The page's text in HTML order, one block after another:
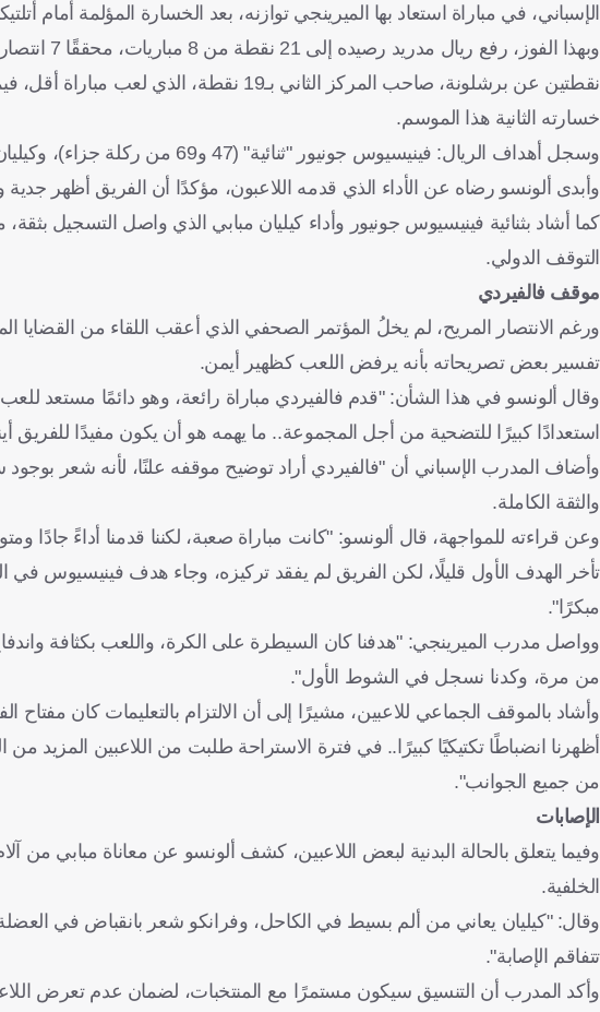
الإسباني، في مباراة استعاد بها الميرينجي توازنه، بعد الخسارة المؤلمة أمام
وبهذا
خسارته الثانية هذا الموسم.
وسجل أهداف الريال: فينيسيوس جونيور "ثنائية" (47 و69 من ركلة جزاء)، وكيليان مبابي (81).
وأبدى ألونسو رضاه عن الأداء الذي قدمه اللاعبون، مؤكدًا أن الفريق أظهر
كما أشاد بثنائية فينيسيوس جونيور وأداء كيليان مبابي الذي واصل التسجيل
التوقف الدولي.
موقف فالفيردي
ورغم الانتصار المريح، لم يخلُ المؤتمر الصحفي الذي أعقب اللقاء من القضايا
تفسير بعض تصريحاته بأنه يرفض اللعب كظهير أيمن.
وقال ألونسو في هذا الشأن: "قدم فالفيردي مباراة رائعة، وهو دائمًا مستعد
استعدادًا كبيرًا للتضحية من أجل المجموعة.. ما يهمه هو أن يكون مفيدًا للفريق
وأضاف المدرب الإسباني أن "فالفيردي أراد توضيح موقفه علنًا، لأنه شعر بوجود
والثقة الكاملة.
وعن قراءته للمواجهة، قال ألونسو: "كانت مباراة صعبة، لكننا قدمنا أداءً جادًا
تأخر الهدف الأول قليلًا، لكن الفريق لم يفقد تركيزه، وجاء هدف فينيسيوس في
مبكرًا".
وواصل مدرب الميرينجي: "هدفنا كان السيطرة على الكرة، واللعب بكثافة
من مرة، وكدنا نسجل في الشوط الأول".
وأشاد بالموقف الجماعي للاعبين، مشيرًا إلى أن الالتزام بالتعليمات كان
أظهرنا انضباطًا تكتيكيًا كبيرًا.. في فترة الاستراحة طلبت من اللاعبين المزيد
من جميع الجوانب".
الإصابات
وفيما يتعلق بالحالة البدنية لبعض اللاعبين، كشف ألونسو عن معاناة مبابي من
الخلفية.
وقال: "كيليان يعاني من ألم بسيط في الكاحل، وفرانكو شعر بانقباض في العضلة
تتفاقم الإصابة".
وأكد المدرب أن التنسيق سيكون مستمرًا مع المنتخبات، لضمان عدم تعرض